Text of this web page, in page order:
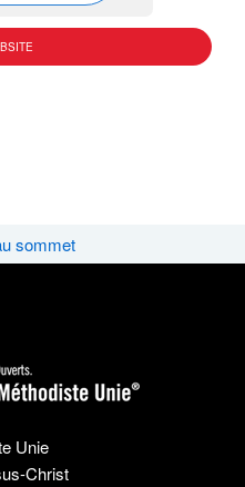
sommet
Unie
Christ